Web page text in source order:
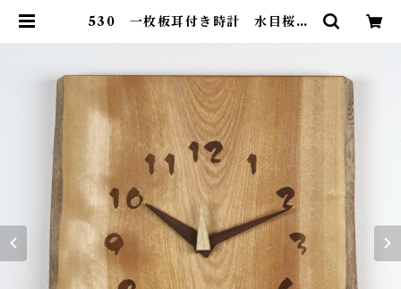
530 一枚板耳付き時計 水目桜20
Takayama | SWING ONLINE
SHOP